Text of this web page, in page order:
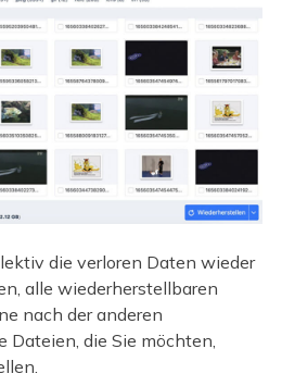
die verloren Daten wieder
alle wiederherstellbaren
nach der anderen
Dateien, die Sie möchten,